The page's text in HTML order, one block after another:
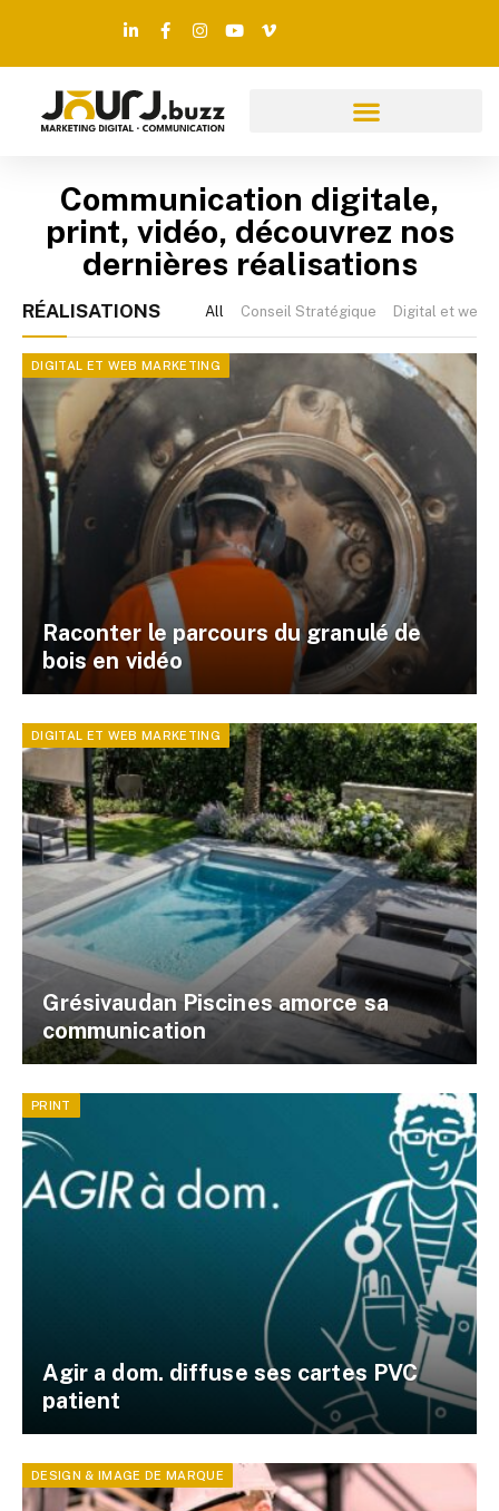
Communication digitale,
print, vidéo, découvrez nos
dernières réalisations
RÉALISATIONS All Conseil Stratégique Digital et web
DIGITAL ET WEB MARKETING
Raconter le parcours du granulé de
bois en vidéo
DIGITAL ET WEB MARKETING
Grésivaudan Piscines amorce sa
communication
PRINT
Agir a dom. diffuse ses cartes PVC
patient
DESIGN & IMAGE DE MARQUE